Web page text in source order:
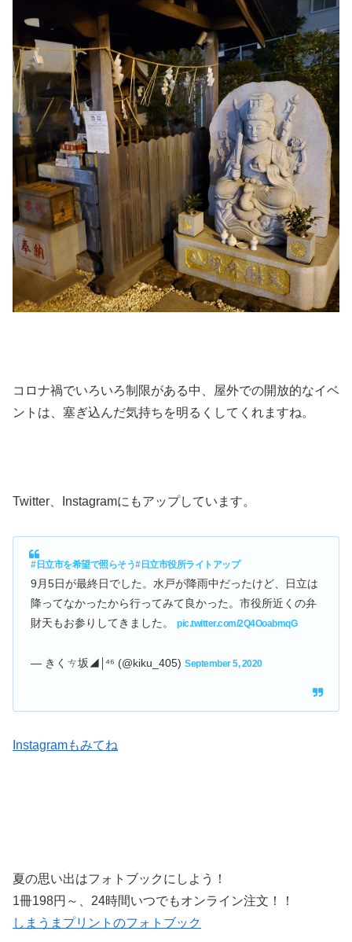
コロナ禍でいろいろ制限がある中、屋外での開放的なイベ
ントは、塞ぎ込んだ気持ちを明るくしてくれますね。
Twitter、Instagramにもアップしています。
#日立市を希望で照らそう#日立市役所ライトアップ
9月5日が最終日でした。水戸が降雨中だったけど、日立は
降ってなかったから行ってみて良かった。市役所近くの弁
財天もお参りしてきました。 pic.twitter.com/2Q4OoabmqG
— きくㄘ坂◢￨⁴⁶ (@kiku_405) September 5, 2020
Instagramもみてね
夏の思い出はフォトブックにしよう！
1冊198円～、24時間いつでもオンライン注文！！
しまうまプリントのフォトブック